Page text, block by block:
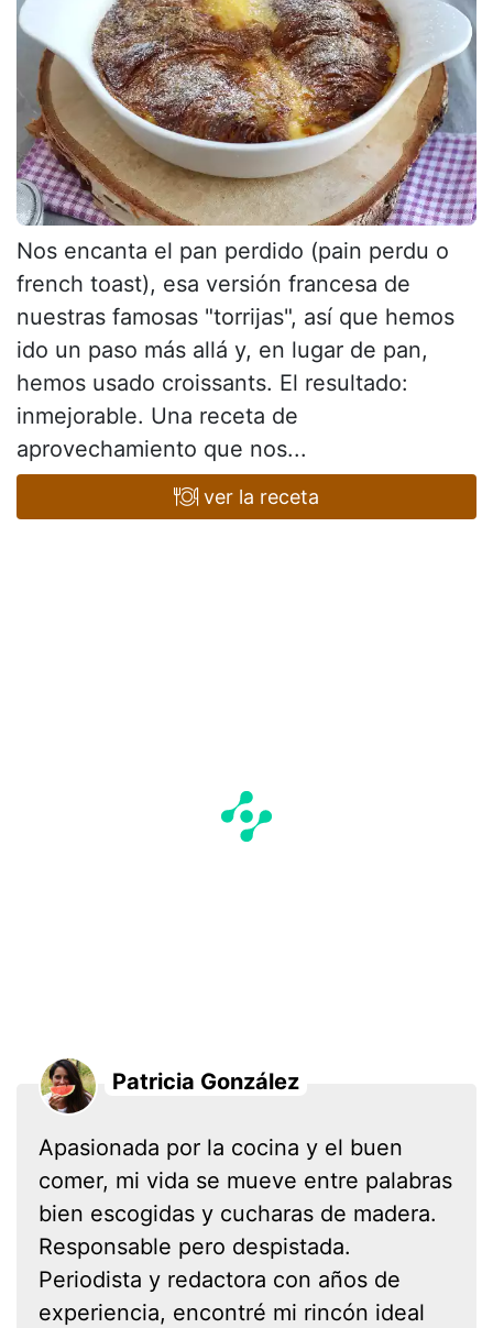
Nos encanta el pan perdido (pain perdu o
french toast), esa versión francesa de
nuestras famosas "torrijas", así que hemos
ido un paso más allá y, en lugar de pan,
hemos usado croissants. El resultado:
inmejorable. Una receta de
aprovechamiento que nos...
ver la receta
Patricia González
Apasionada por la cocina y el buen
comer, mi vida se mueve entre palabras
bien escogidas y cucharas de madera.
Responsable pero despistada.
Periodista y redactora con años de
experiencia, encontré mi rincón ideal